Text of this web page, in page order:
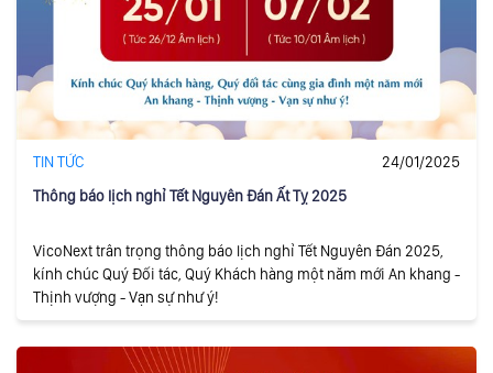
TIN TỨC
24/01/2025
Thông báo lịch nghỉ Tết Nguyên Đán Ất Tỵ 2025
VicoNext trân trọng thông báo lịch nghỉ Tết Nguyên Đán 2025,
kính chúc Quý Đối tác, Quý Khách hàng một năm mới An khang -
Thịnh vượng - Vạn sự như ý!